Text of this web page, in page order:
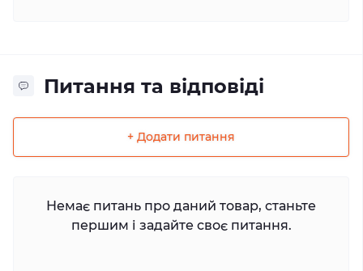
Питання та відповіді
+ Додати питання
Немає питань про даний товар, станьте
першим і задайте своє питання.